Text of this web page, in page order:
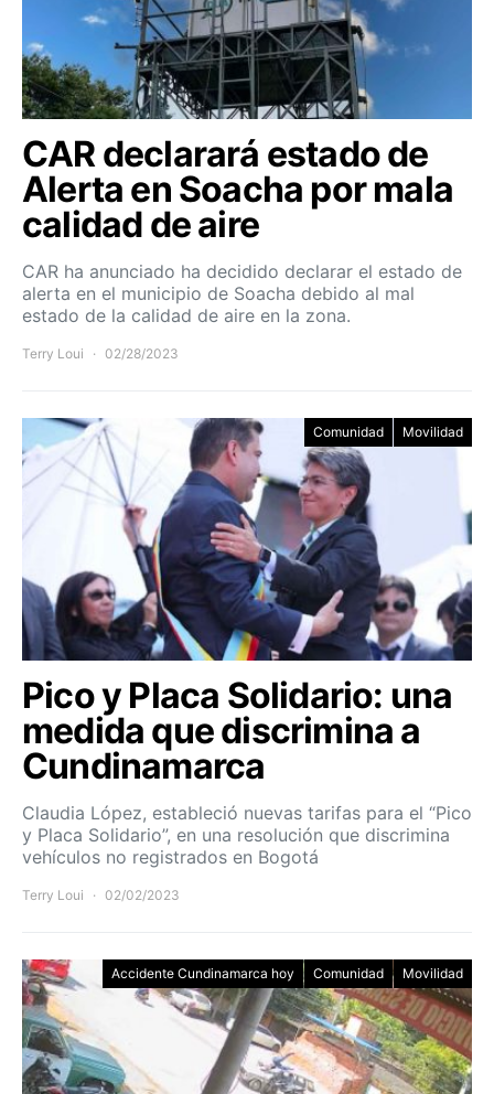
CAR declarará estado de
Alerta en Soacha por mala
calidad de aire
CAR ha anunciado ha decidido declarar el estado de
alerta en el municipio de Soacha debido al mal
estado de la calidad de aire en la zona.
Terry Loui 02/28/2023
Comunidad Movilidad
Pico y Placa Solidario: una
medida que discrimina a
Cundinamarca
Claudia López, estableció nuevas tarifas para el “Pico
y Placa Solidario”, en una resolución que discrimina
vehículos no registrados en Bogotá
Terry Loui 02/02/2023
Accidente Cundinamarca hoy Comunidad Movilidad